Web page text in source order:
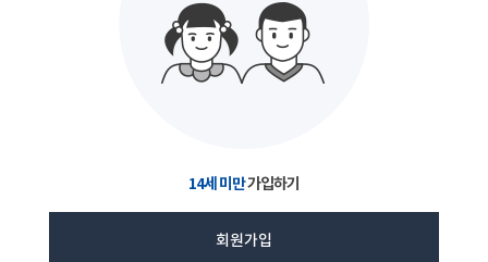
14세 미만가입하기
회원가입